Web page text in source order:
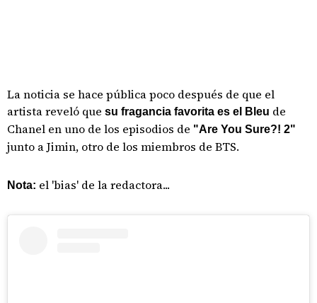
La noticia se hace pública poco después de que el
artista reveló que su fragancia favorita es el Bleu de
Chanel en uno de los episodios de "Are You Sure?! 2"
junto a Jimin, otro de los miembros de BTS.
Nota: el 'bias' de la redactora...